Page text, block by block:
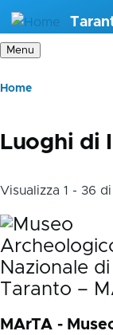
Skip
to
main
Menu
Briciole
pane
Home
Luoghi di
Visualizza 1 - 36
MArTA -